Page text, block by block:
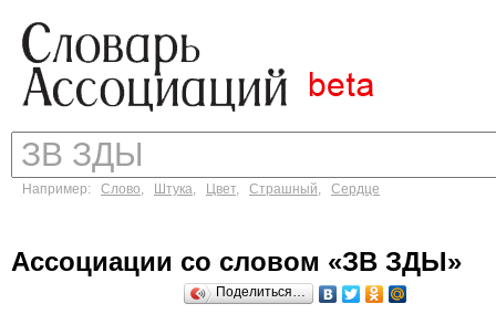
Например: Слово, Штука, Цвет, Страшный, Сердце
Ассоциации со словом «ЗВ ЗДЫ»
Поделиться…